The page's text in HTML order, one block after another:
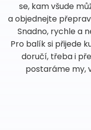
se, kam všude
a objednejte
Snadno, rychle a
Pro balík si přijede
doručí, třeba i
postaráme my,